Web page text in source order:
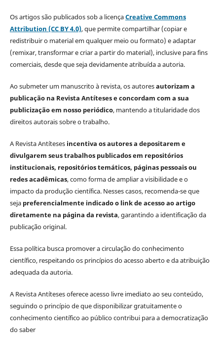
Os artigos são publicados sob a licençaCreative Commons
Attribution (CC BY 4.0), que permite compartilhar (copiar e
redistribuir o material em qualquer meio ou formato) e adaptar
(remixar, transformar e criar a partir do material), inclusive para fins
comerciais, desde que seja devidamente atribuída a autoria.
Ao submeter um manuscrito à revista, os autoresautorizam a
publicação na Revista Antíteses e concordam com a sua
publicização em nosso periódico, mantendo a titularidade dos
direitos autorais sobre o trabalho.
A Revista Antíteses incentiva os autores a depositarem e
divulgarem seus trabalhos publicados em repositórios
institucionais, repositórios temáticos, páginas pessoais ou
redes acadêmicas, como forma de ampliar a visibilidade e o
impacto da produção científica. Nesses casos, recomenda-se que
seja preferencialmente indicado o link de acesso ao artigo
diretamente na página da revista, garantindo a identificação da
publicação original.
Essa política busca promover a circulação do conhecimento
científico, respeitando os princípios do acesso aberto e da atribuição
adequada da autoria.
A Revista Antíteses oferece acesso livre imediato ao seu conteúdo,
seguindo o princípio de que disponibilizar gratuitamente o
conhecimento científico ao público contribui para a democratização
do saber